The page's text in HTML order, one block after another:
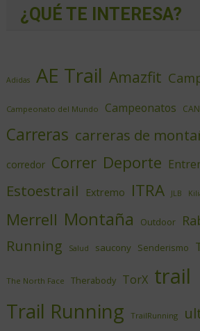
¿QUÉ TE INTERESA?
Adidas AE Trail Amazfit
Campeonato del Mundo Campeonatos
Carreras carreras de
corredor Correr Deporte
Estoestrail Extremo ITRA JLB
Merrell Montaña Outdoor
Running Salud saucony Senderismo
The North Face Therabody TorX trail
Trail Running TrailRunning